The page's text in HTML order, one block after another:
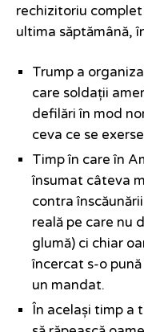
rechizitoriu
ultima săptămână,
Trump a
care soldații
defilări în mod
ceva ce se
Timp în care în
însumat câteva
contra
reală pe care nu
glumă) ci chiar
încercat s-o
un mandat.
În același timp a